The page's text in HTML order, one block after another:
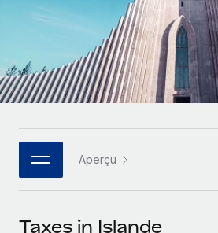
INFRASTRUCTURE
Intégration Remote
Intégrez vos RH aux flux de
Plateforme
Des fonctions RH clés intégrées
Connectez n'importe quel outil
notre MCP
Rationalisez vos processus avec
Des solutions agiles et
paie des entreprises en pleine
Entreprises intermédiaires
Développez vos équipes avec
mesure
Entreprise
Les RH à l’international pour les
Partenaires stratégiques de
APPRENDRE AVEC REMOTE
Recherche et guides
Études de cas
Checklists et modèles
Descriptions de postes
Español
Italiano
Português (Portugal)
日本語
한국어
Aperçu
Taxes in Islande